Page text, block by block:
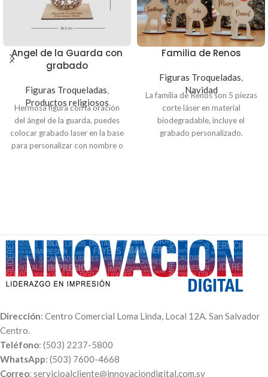
Angel de la Guarda con
grabado
Figuras Troqueladas,
Productos religiosos
Hermosa figura con la oración
del ángel de la guarda, puedes
colocar grabado laser en la base
para personalizar con nombre o
Familia de Renos
Figuras Troqueladas,
Navidad
La familia de Renos son 5 piezas
corte láser en material
biodegradable, incluye el
grabado personalizado.
envíanos el texto alCorreo:
o a nuestroWhatsApp:(503)
7600-4668. Puedes realizar el
pago a través de nuestra página
el comprobante de pago, el
Dirección: Centro Comercial Loma Linda, Local 12A. San Salvador
Centro.
Teléfono: (503) 2237-5800
WhatsApp: (503) 7600-4668
Correo: servicioalcliente@innovaciondigital.com.sv